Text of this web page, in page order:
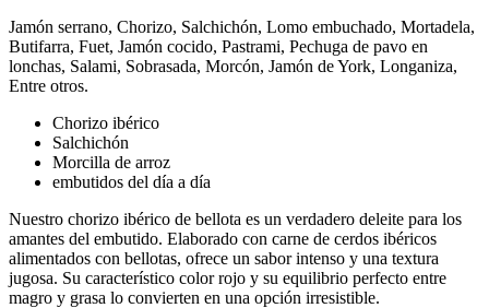
Jamón serrano, Chorizo, Salchichón, Lomo embuchado, Mortadela,
Butifarra, Fuet, Jamón cocido, Pastrami, Pechuga de pavo en
lonchas, Salami, Sobrasada, Morcón, Jamón de York, Longaniza,
Entre otros.
Chorizo ibérico
Salchichón
Morcilla de arroz
embutidos del día a día
Nuestro chorizo ibérico de bellota es un verdadero deleite para los
amantes del embutido. Elaborado con carne de cerdos ibéricos
alimentados con bellotas, ofrece un sabor intenso y una textura
jugosa. Su característico color rojo y su equilibrio perfecto entre
magro y grasa lo convierten en una opción irresistible.